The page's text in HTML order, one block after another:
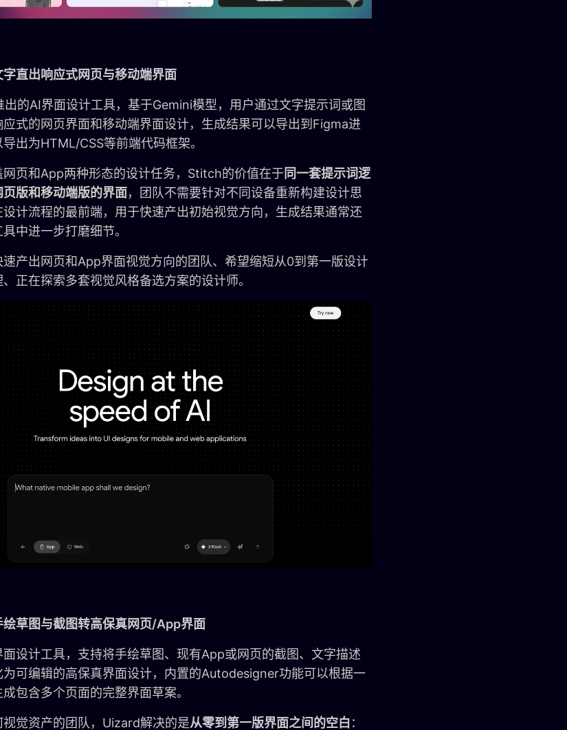
直出响应式网页与移动端界面
的AI界面设计工具，基于Gemini模型，用户通过文字提示词或图
式的网页界面和移动端界面设计，生成结果可以导出到Figma进
出为HTML/CSS等前端代码框架。
网页和App两种形态的设计任务，Stitch的价值在于 同一套提示词逻
版和移动端版的界面，团队不需要针对不同设备重新构建设计思
计流程的最前端，用于快速产出初始视觉方向，生成结果通常还
中进一步打磨细节。
产出网页和App界面视觉方向的团队、希望缩短从0到第一版设计
正在探索多套视觉风格备选方案的设计师。
草图与截图转高保真网页/App界面
设计工具，支持将手绘草图、现有App或网页的截图、文字描述
为可编辑的高保真界面设计，内置的Autodesigner功能可以根据一
包含多个页面的完整界面草案。
觉资产的团队，Uizard解决的是从零到第一版界面之间的空白：